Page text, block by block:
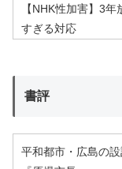
【NHK性加害】3
すぎる対応
書評
平和都市・広島の